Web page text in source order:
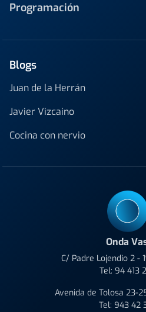
Programación
Blogs
Juan de la Herrán
Javier Vizcaino
Cocina con nervio
Onda
C/ Padre Lojendio 2 -
Tel: 94 413
Avenida de Tolosa 23-
Tel: 943 42